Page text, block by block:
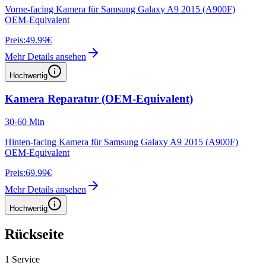
Vorne-facing Kamera für Samsung Galaxy A9 2015 (A900F)
OEM-Equivalent
Preis:49.99€
Mehr Details ansehen
Hochwertig
Kamera Reparatur (OEM-Equivalent)
30-60 Min
Hinten-facing Kamera für Samsung Galaxy A9 2015 (A900F)
OEM-Equivalent
Preis:69.99€
Mehr Details ansehen
Hochwertig
Rückseite
1 Service